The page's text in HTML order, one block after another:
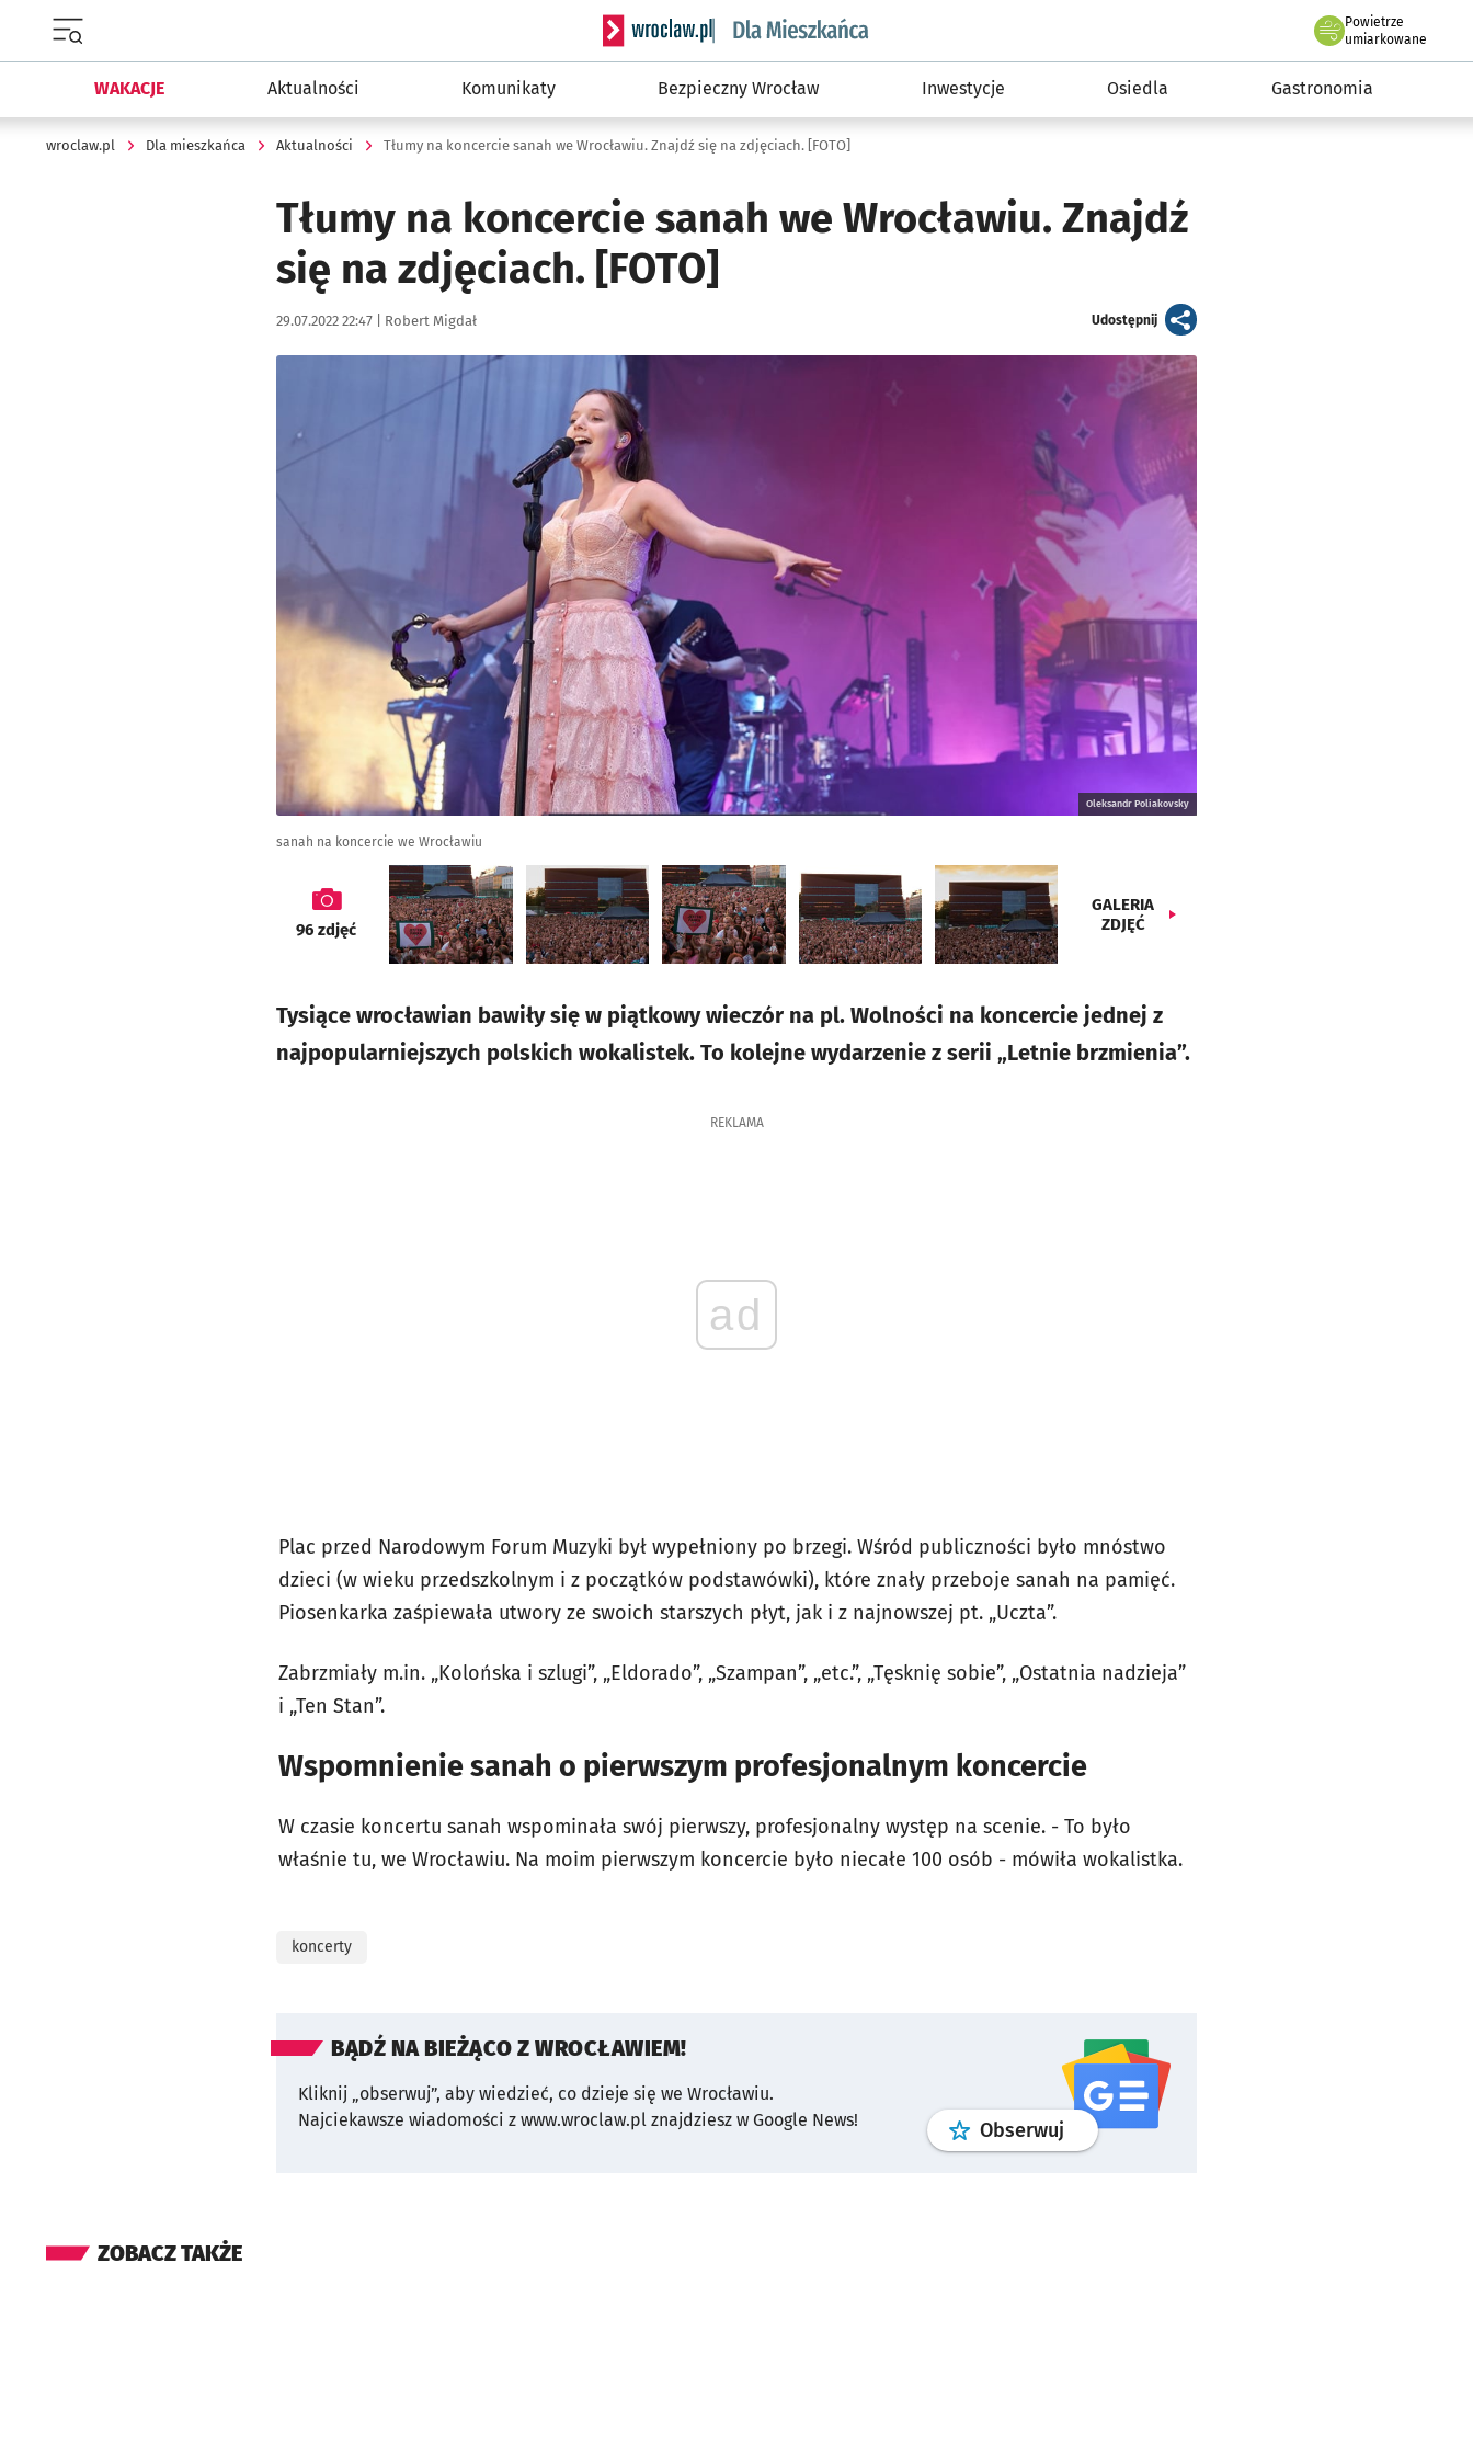
Serwis informacyjny wroclaw.pl podserwis: Dla mieszkańca
Powietrze
we Wrocławiu
umiarkowane
WAKACJE Aktualności Komunikaty Bezpieczny Wrocław Inwestycje Osiedla Gastronomia
wroclaw.pl Dla mieszkańca Aktualności Tłumy na koncercie sanah we Wrocławiu. Znajdź się na zdjęciach. [FOTO]
Tłumy na koncercie sanah we Wrocławiu. Znajdź
się na zdjęciach. [FOTO]
Data publikacji:
29.07.2022 22:47 | Autor:
Robert Migdał Udostępnijartykuł
Kliknij, aby zobaczyć galerię
Oleksandr Poliakovsky
sanah na koncercie we Wrocławiu
galeria
96 zdjęć
GALERIA
ZDJĘĆ
Tysiące wrocławian bawiły się w piątkowy wieczór na pl. Wolności na koncercie jednej z
najpopularniejszych polskich wokalistek. To kolejne wydarzenie z serii „Letnie brzmienia”.
REKLAMA
ad
Plac przed Narodowym Forum Muzyki był wypełniony po brzegi. Wśród publiczności było mnóstwo
dzieci (w wieku przedszkolnym i z początków podstawówki), które znały przeboje sanah na pamięć.
Piosenkarka zaśpiewała utwory ze swoich starszych płyt, jak i z najnowszej pt. „Uczta”.
Zabrzmiały m.in. „Kolońska i szlugi”, „Eldorado”, „Szampan”, „etc.”, „Tęsknię sobie”, „Ostatnia nadzieja”
i „Ten Stan”.
Wspomnienie sanah o pierwszym profesjonalnym koncercie
W czasie koncertu sanah wspominała swój pierwszy, profesjonalny występ na scenie. - To było
właśnie tu, we Wrocławiu. Na moim pierwszym koncercie było niecałe 100 osób - mówiła wokalistka.
koncerty
BĄDŹ NA BIEŻĄCO Z WROCŁAWIEM!
Kliknij „obserwuj”, aby wiedzieć, co dzieje się we Wrocławiu.
Najciekawsze wiadomości z www.wroclaw.pl znajdziesz w Google News!
Obserwuj profilgoogle news
ZOBACZ TAKŻE